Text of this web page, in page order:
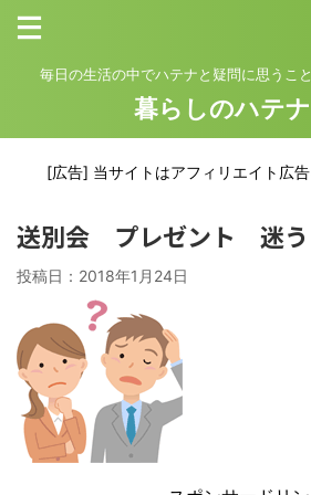
毎日の生活の中でハテナと疑問に思うこ
暮らしのハテ
[広告] 当サイトはアフィリエイト広告
送別会 プレゼント 迷う
投稿日： 2018年1月24日